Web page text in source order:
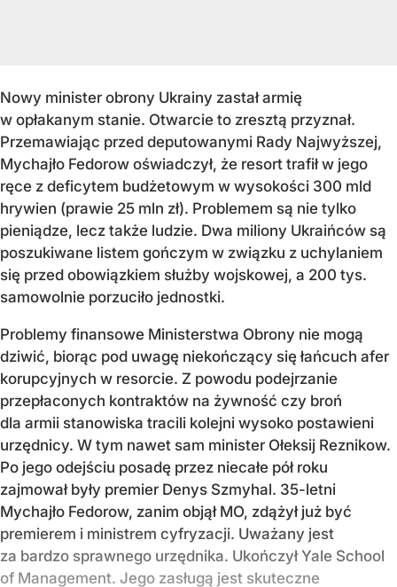
Nowy minister obrony Ukrainy zastał armię
w opłakanym stanie. Otwarcie to zresztą przyznał.
Przemawiając przed deputowanymi Rady Najwyższej,
Mychajło Fedorow oświadczył, że resort trafił w jego
ręce z deficytem budżetowym w wysokości 300 mld
hrywien (prawie 25 mln zł). Problemem są nie tylko
pieniądze, lecz także ludzie. Dwa miliony Ukraińców są
poszukiwane listem gończym w związku z uchylaniem
się przed obowiązkiem służby wojskowej, a 200 tys.
samowolnie porzuciło jednostki.
Problemy finansowe Ministerstwa Obrony nie mogą
dziwić, biorąc pod uwagę niekończący się łańcuch afer
korupcyjnych w resorcie. Z powodu podejrzanie
przepłaconych kontraktów na żywność czy broń
dla armii stanowiska tracili kolejni wysoko postawieni
urzędnicy. W tym nawet sam minister Ołeksij Reznikow.
Po jego odejściu posadę przez niecałe pół roku
zajmował były premier Denys Szmyhal. 35-letni
Mychajło Fedorow, zanim objął MO, zdążył już być
premierem i ministrem cyfryzacji. Uważany jest
za bardzo sprawnego urzędnika. Ukończył Yale School
of Management. Jego zasługą jest skuteczne